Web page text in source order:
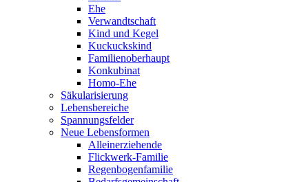
Ehe
Verwandtschaft
Kind und Kegel
Kuckuckskind
Familienoberhaupt
Konkubinat
Homo-Ehe
Säkularisierung
Lebensbereiche
Spannungsfelder
Neue Lebensformen
Alleinerziehende
Flickwerk-Familie
Regenbogenfamilie